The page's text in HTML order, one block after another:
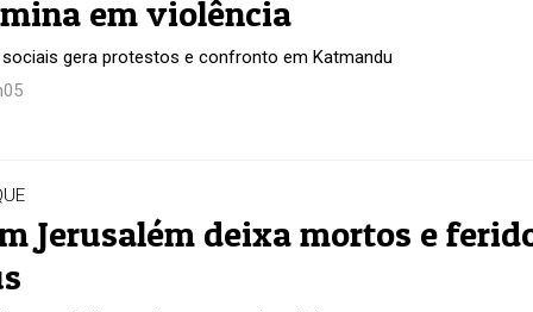
em violência
gera protestos e confronto em Katmandu
Jerusalém deixa mortos e